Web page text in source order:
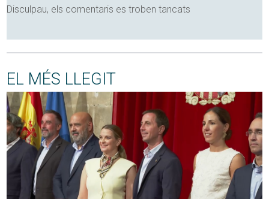
Disculpau, els comentaris es troben tancats
EL MÉS LLEGIT